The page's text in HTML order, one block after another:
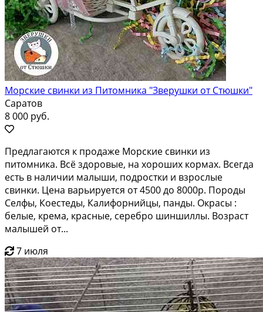
Морские свинки из Питомника "Зверушки от Стюшки"
Саратов
8 000 руб.
Предлагаются к продаже Морские свинки из
питомника. Всё здоровые, на хороших кормах. Всегда
есть в наличии малыши, подростки и взрослые
свинки. Цена варьируется от 4500 до 8000р. Породы
Селфы, Коестеды, Калифорнийцы, панды. Окрасы :
белые, крема, красные, серебро шиншиллы. Возраст
малышей от...
7 июля